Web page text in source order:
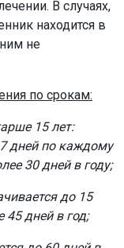
В случаях,
находится в
не
по срокам:
15 лет:
дней по каждому
30 дней в году;
до 15
дней в год;